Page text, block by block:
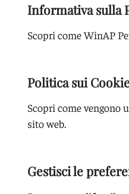
Informativa sulla
Scopri come WinAP
Politica sui
Scopri come vengono
sito web.
Gestisci le